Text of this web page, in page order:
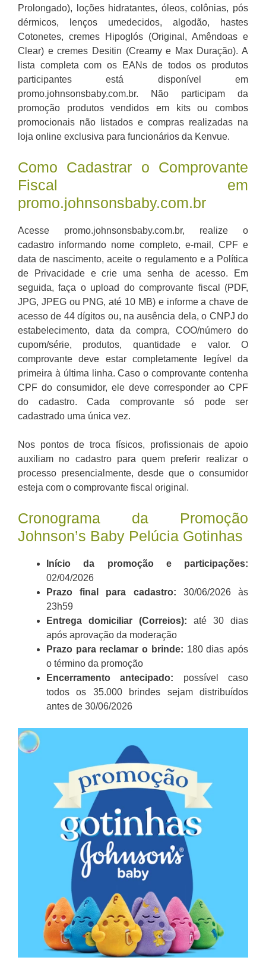
Prolongado), loções hidratantes, óleos, colônias, pós
dérmicos, lenços umedecidos, algodão, hastes
Cotonetes, cremes Hipoglós (Original, Amêndoas e
Clear) e cremes Desitin (Creamy e Max Duração). A
lista completa com os EANs de todos os produtos
participantes está disponível em
promo.johnsonsbaby.com.br. Não participam da
promoção produtos vendidos em kits ou combos
promocionais não listados e compras realizadas na
loja online exclusiva para funcionários da Kenvue.
Como Cadastrar o Comprovante
Fiscal em
promo.johnsonsbaby.com.br
Acesse promo.johnsonsbaby.com.br, realize o
cadastro informando nome completo, e-mail, CPF e
data de nascimento, aceite o regulamento e a Política
de Privacidade e crie uma senha de acesso. Em
seguida, faça o upload do comprovante fiscal (PDF,
JPG, JPEG ou PNG, até 10 MB) e informe a chave de
acesso de 44 dígitos ou, na ausência dela, o CNPJ do
estabelecimento, data da compra, COO/número do
cupom/série, produtos, quantidade e valor. O
comprovante deve estar completamente legível da
primeira à última linha. Caso o comprovante contenha
CPF do consumidor, ele deve corresponder ao CPF
do cadastro. Cada comprovante só pode ser
cadastrado uma única vez.
Nos pontos de troca físicos, profissionais de apoio
auxiliam no cadastro para quem preferir realizar o
processo presencialmente, desde que o consumidor
esteja com o comprovante fiscal original.
Cronograma da Promoção
Johnson’s Baby Pelúcia Gotinhas
Início da promoção e participações:
02/04/2026
Prazo final para cadastro: 30/06/2026 às
23h59
Entrega domiciliar (Correios): até 30 dias
após aprovação da moderação
Prazo para reclamar o brinde: 180 dias após
o término da promoção
Encerramento antecipado: possível caso
todos os 35.000 brindes sejam distribuídos
antes de 30/06/2026